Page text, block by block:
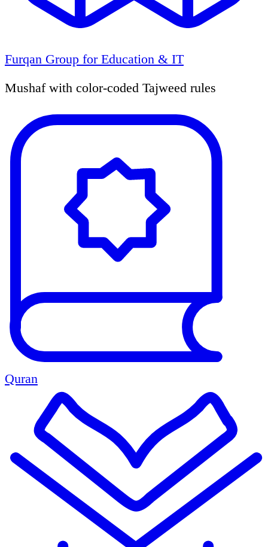
Furqan Group for Education & IT
Mushaf with color-coded Tajweed rules
Quran